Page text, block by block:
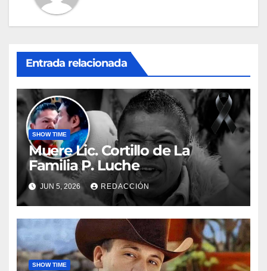
Entrada relacionada
SHOW TIME
Muere Lic. Cortillo de La
Familia P. Luche
JUN 5, 2026 REDACCIÓN
SHOW TIME